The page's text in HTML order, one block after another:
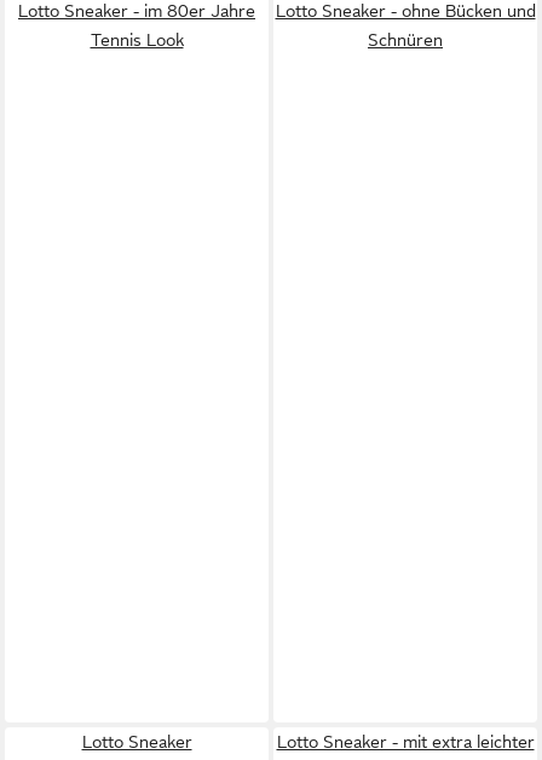
Lotto Sneaker - im 80er Jahre
Tennis Look
Lotto Sneaker - ohne Bücken und
Schnüren
Lotto Sneaker
Lotto Sneaker - mit extra leichter